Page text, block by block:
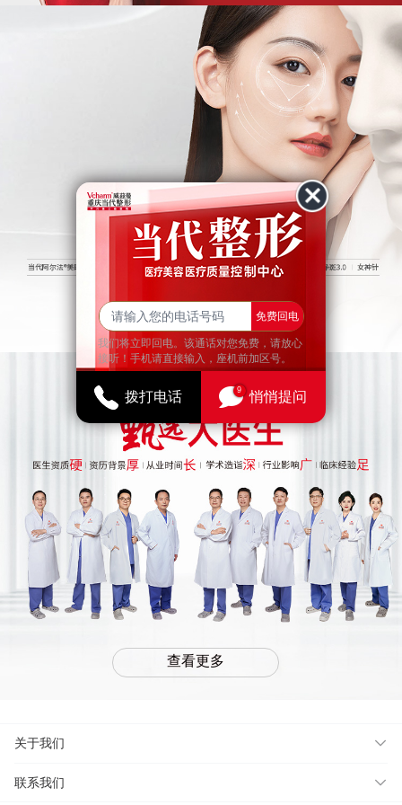
查看更多
查看更多
关于我们
联系我们
免费回电
我们将立即回电。该通话对您免费，请放心
接听！手机请直接输入，座机前加区号。
拨打电话 9 悄悄提问